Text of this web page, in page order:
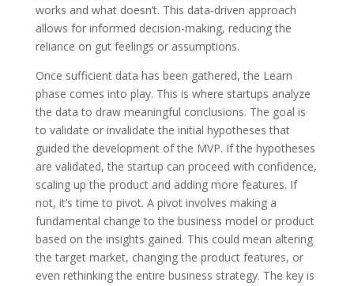
works and what doesn’t. This data-driven approach
allows for informed decision-making, reducing the
reliance on gut feelings or assumptions.
Once sufficient data has been gathered, the Learn
phase comes into play. This is where startups analyze
the data to draw meaningful conclusions. The goal is
to validate or invalidate the initial hypotheses that
guided the development of the MVP. If the hypotheses
are validated, the startup can proceed with confidence,
scaling up the product and adding more features. If
not, it’s time to pivot. A pivot involves making a
fundamental change to the business model or product
based on the insights gained. This could mean altering
the target market, changing the product features, or
even rethinking the entire business strategy. The key is